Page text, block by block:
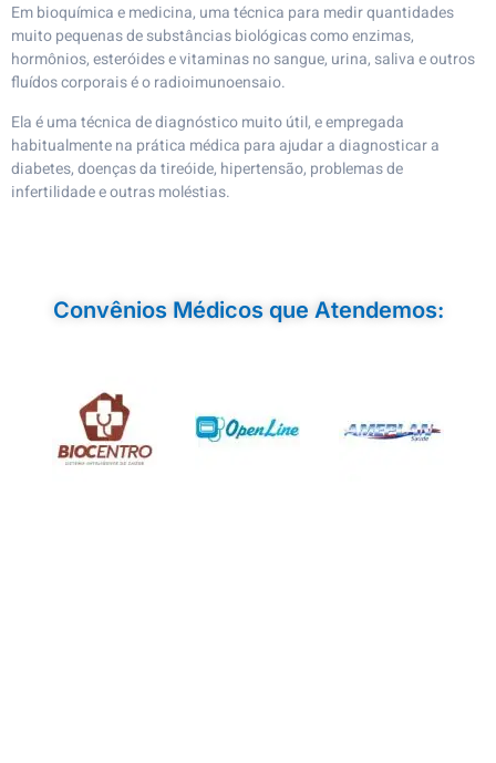
Em bioquímica e medicina, uma técnica para medir quantidades
muito pequenas de substâncias biológicas como enzimas,
hormônios, esteróides e vitaminas no sangue, urina, saliva e outros
fluídos corporais é o radioimunoensaio.
Ela é uma técnica de diagnóstico muito útil, e empregada
habitualmente na prática médica para ajudar a diagnosticar a
diabetes, doenças da tireóide, hipertensão, problemas de
infertilidade e outras moléstias.
Convênios Médicos que Atendemos: